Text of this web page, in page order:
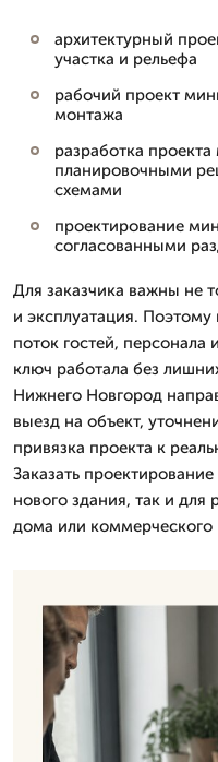
архитектурный
участка и рельефа
рабочий проект
монтажа
разработка
планировочными
схемами
проектирование
согласованными
Для заказчика важны не
и эксплуатация.
поток гостей, персонала
ключ работала без
Нижнего Новгород
выезд на объект,
привязка проекта к
Заказать
нового здания, так и
дома или